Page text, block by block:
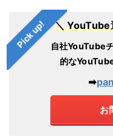
Pick up! ＼ YouTube
自社YouTube
的な
➡︎
お